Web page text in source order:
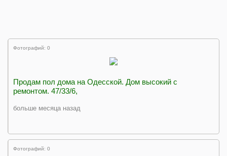
Фотографий: 0
Продам пол дома на Одесской. Дом высокий с
ремонтом. 47/33/6,
больше месяца назад
Фотографий: 0